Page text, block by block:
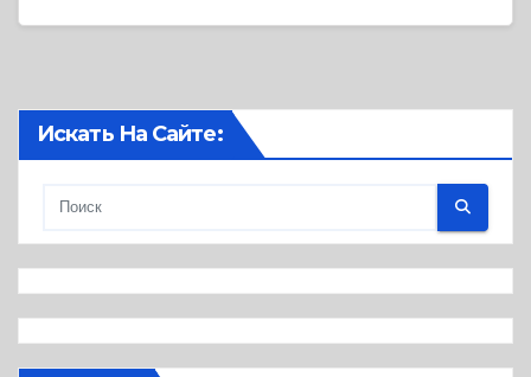
Искать На Сайте: